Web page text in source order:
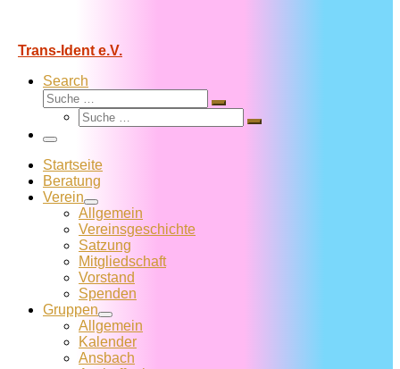
Trans-Ident e.V.
Search
Suche
Suche
Suche
Suche
Menü
Startseite
Beratung
Verein
Allgemein
Vereins­geschichte
Satzung
Mitglied­schaft
Vorstand
Spenden
Gruppen
Allgemein
Kalender
Ansbach